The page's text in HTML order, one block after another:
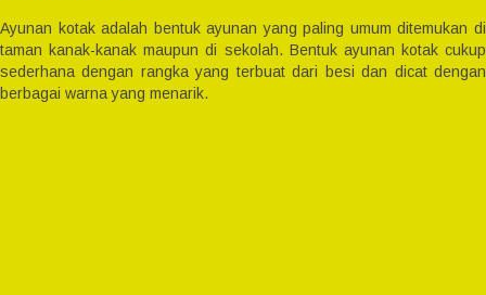
Ayunan kotak adalah bentuk ayunan yang paling umum ditemukan di
taman kanak-kanak maupun di sekolah. Bentuk ayunan kotak cukup
sederhana dengan rangka yang terbuat dari besi dan dicat dengan
berbagai warna yang menarik.